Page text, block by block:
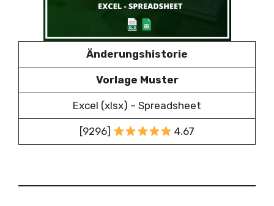
Änderungshistorie
Vorlage Muster
Excel (xlsx) – Spreadsheet
[9296] 4.67